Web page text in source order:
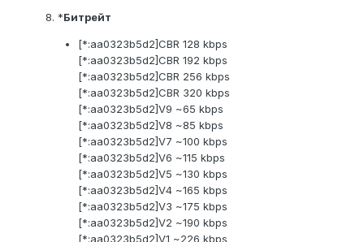
8. *Битрейт
[*:aa0323b5d2]CBR 128 kbps
[*:aa0323b5d2]CBR 192 kbps
[*:aa0323b5d2]CBR 256 kbps
[*:aa0323b5d2]CBR 320 kbps
[*:aa0323b5d2]V9 ~65 kbps
[*:aa0323b5d2]V8 ~85 kbps
[*:aa0323b5d2]V7 ~100 kbps
[*:aa0323b5d2]V6 ~115 kbps
[*:aa0323b5d2]V5 ~130 kbps
[*:aa0323b5d2]V4 ~165 kbps
[*:aa0323b5d2]V3 ~175 kbps
[*:aa0323b5d2]V2 ~190 kbps
[*:aa0323b5d2]V1 ~226 kbps